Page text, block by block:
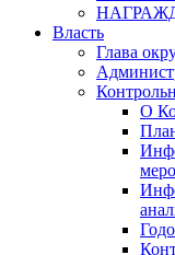
Власть
Глава
О